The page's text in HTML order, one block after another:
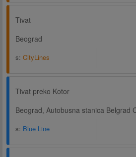
Tivat
Beograd
s: CityLines
Tivat preko Kotor
Beograd, Autobusna stanica Belgrad
s: Blue Line